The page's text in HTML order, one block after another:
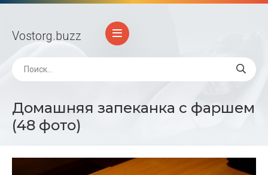
Vostorg.buzz
Домашняя запеканка с фаршем
(48 фото)